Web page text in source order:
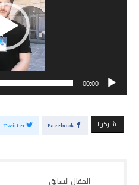
00:00
‫‫ شاركها‬ Facebook
Twitter